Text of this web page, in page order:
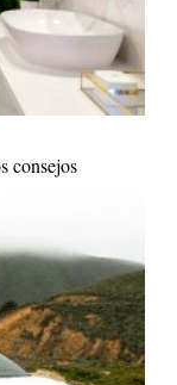
consejos